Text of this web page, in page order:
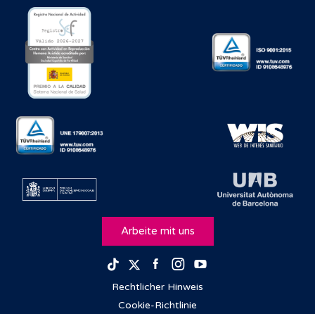
Arbeite mit uns
TikTokTwitterFacebook
Instagram
Rechtlicher Hinweis
Cookie-Richtlinie